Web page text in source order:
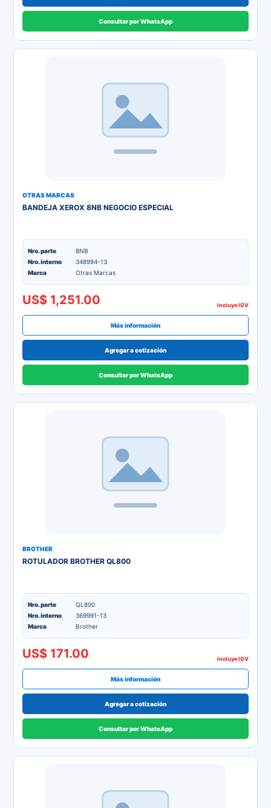
Consultar por WhatsApp
OTRAS MARCAS
BANDEJA XEROX 8NB NEGOCIO ESPECIAL
Nro. parte
8NB
Nro. interno
348994-13
Marca
Otras Marcas
US$ 1,251.00 Incluye IGV
Más información
Agregar a cotización
Consultar por WhatsApp
BROTHER
ROTULADOR BROTHER QL800
Nro. parte
QL800
Nro. interno
369991-13
Marca
Brother
US$ 171.00 Incluye IGV
Más información
Agregar a cotización
Consultar por WhatsApp